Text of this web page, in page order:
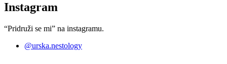
Instagram
“Pridruži se mi” na instagramu.
@urska.nestology